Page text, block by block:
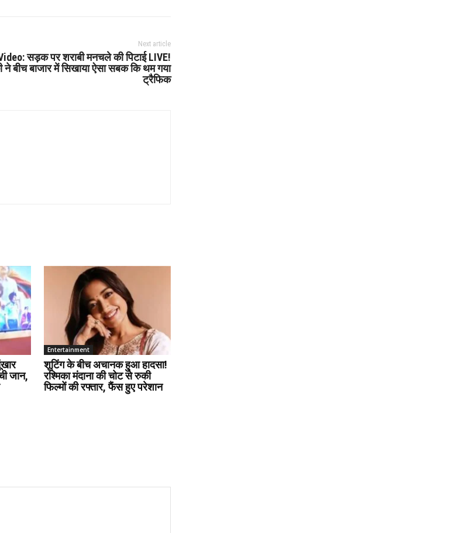
Next article
सड़क पर शराबी मनचले की पिटाई LIVE!
बीच बाजार में सिखाया ऐसा सबक कि थम गया
ट्रैफिक
जान,
Entertainment
शूटिंग के बीच अचानक हुआ हादसा!
रश्मिका मंदाना की चोट से रुकी
फिल्मों की रफ्तार, फैंस हुए परेशान